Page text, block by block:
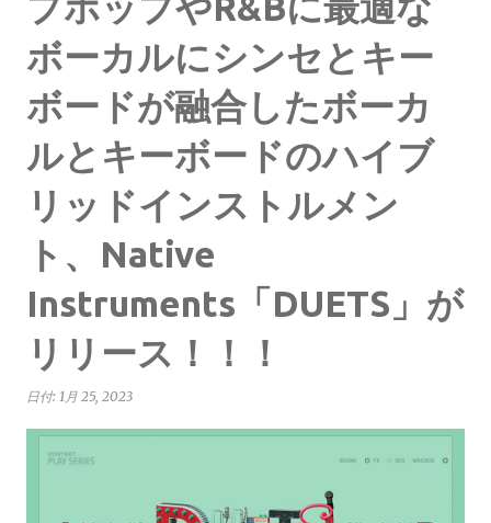
ボーカルにシンセとキー
ボードが融合したボーカ
ルとキーボードのハイブ
リッドインストルメン
ト、Native
Instruments「DUETS」が
リリース！！！
日付: 1月 25, 2023